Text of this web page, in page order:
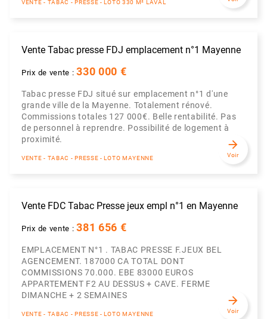
VENTE - TABAC - PRESSE - LOTO 330 M² LAVAL
Vente Tabac presse FDJ emplacement n°1 Mayenne
Prix de vente :330 000 €
Tabac presse FDJ situé sur emplacement n°1 d'une
grande ville de la Mayenne. Totalement rénové.
Commissions totales 127 000€. Belle rentabilité. Pas
de personnel à reprendre. Possibilité de logement à
proximité.
VENTE - TABAC - PRESSE - LOTO MAYENNE
arrow_forward
Voir
Vente FDC Tabac Presse jeux empl n°1 en Mayenne
Prix de vente :381 656 €
EMPLACEMENT N°1 . TABAC PRESSE F.JEUX BEL
AGENCEMENT. 187000 CA TOTAL DONT
COMMISSIONS 70.000. EBE 83000 EUROS
APPARTEMENT F2 AU DESSUS + CAVE. FERME
DIMANCHE + 2 SEMAINES
VENTE - TABAC - PRESSE - LOTO MAYENNE
arrow_forward
Voir